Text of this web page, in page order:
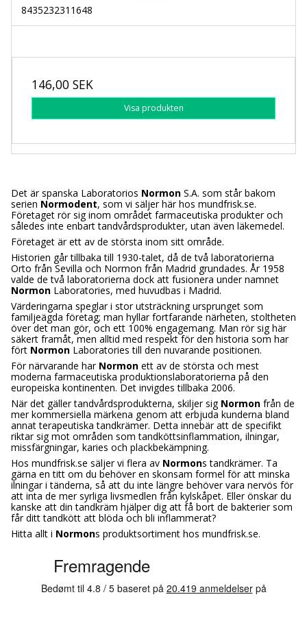
8435232311648
146,00 SEK
Visa produkten
Det är spanska Laboratorios Normon S.A. som står bakom
serien Normodent, som vi säljer här hos mundfrisk.se.
Företaget rör sig inom området farmaceutiska produkter och
således inte enbart tandvårdsprodukter, utan även läkemedel.
Företaget är ett av de största inom sitt område.
Historien går tillbaka till 1930-talet, då de två laboratorierna
Orto från Sevilla och Normon från Madrid grundades. År 1958
valde de två laboratorierna dock att fusionera under namnet
Normon Laboratories, med huvudbas i Madrid.
Värderingarna speglar i stor utsträckning ursprunget som
familjeägda företag; man hyllar fortfarande närheten, stoltheten
över det man gör, och ett 100% engagemang. Man rör sig här
säkert framåt, men alltid med respekt för den historia som har
fört Normon Laboratories till den nuvarande positionen.
För närvarande har Normon ett av de största och mest
moderna farmaceutiska produktionslaboratorierna på den
europeiska kontinenten. Det invigdes tillbaka 2006.
När det gäller tandvårdsprodukterna, skiljer sig Normon från de
mer kommersiella märkena genom att erbjuda kunderna bland
annat terapeutiska tandkrämer. Detta innebär att de specifikt
riktar sig mot områden som tandköttsinflammation, ilningar,
missfärgningar, karies och plackbekämpning.
Hos mundfrisk.se säljer vi flera av Normons tandkrämer. Ta
gärna en titt om du behöver en skonsam formel för att minska
ilningar i tänderna, så att du inte längre behöver vara nervös för
att inta de mer syrliga livsmedlen från kylskåpet. Eller önskar du
kanske att din tandkräm hjälper dig att få bort de bakterier som
får ditt tandkött att blöda och bli inflammerat?
Hitta allt i Normons produktsortiment hos mundfrisk.se.